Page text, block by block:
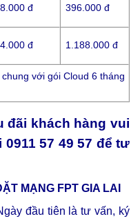
đ 396.000 đ
đ 1.188.000 đ
với gói Cloud 6 tháng
đãi khách hàng vui
0911 57 49 57 để tư
MẠNG FPT GIA LAI
đầu tiên là tư vấn, ký